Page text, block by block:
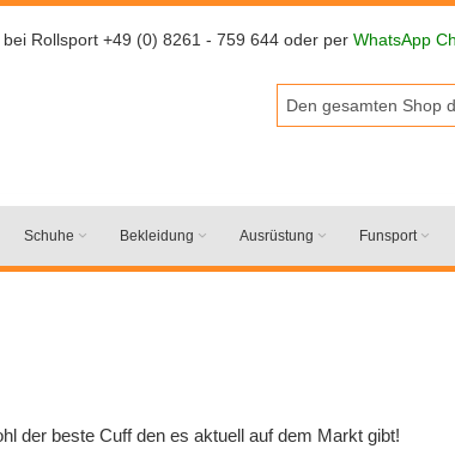
bei Rollsport +49 (0) 8261 - 759 644 oder per WhatsApp
Schuhe Bekleidung Ausrüstung Funsport
der beste Cuff den es aktuell auf dem Markt gibt!